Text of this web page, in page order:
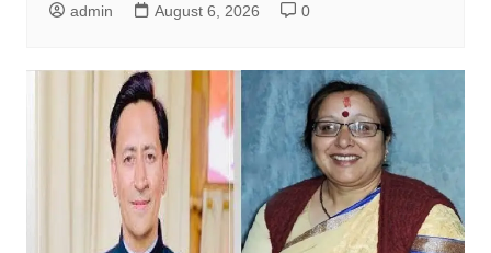
admin August 6, 2026 0